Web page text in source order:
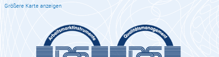
Größere Karte anzeigen